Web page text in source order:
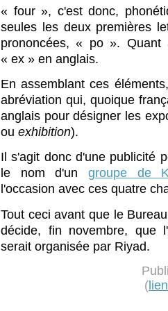
« four », c'est donc,
seules les deux premières
prononcées, « po ».
« ex » en anglais.
En assemblant ces
abréviation qui, quoique
anglais pour désigner les
ou exhibition).
Il s'agit donc d'une publicité
le nom d'un groupe de
l'occasion avec ces quatre
Tout ceci avant que le
décide, fin novembre, que
serait organisée par Riyad.
(